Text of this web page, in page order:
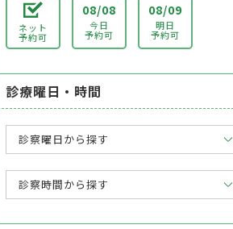
消化器外科 腎臓内科 心臓血管外科
ネット
予約可
08/08
今日
予約可
08/09
明日
予約可
診療曜日・時間
診察曜日から探す
診察時間から探す